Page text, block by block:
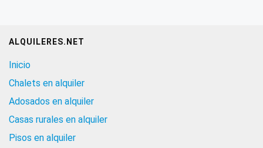
ALQUILERES.NET
Inicio
Chalets en alquiler
Adosados en alquiler
Casas rurales en alquiler
Pisos en alquiler